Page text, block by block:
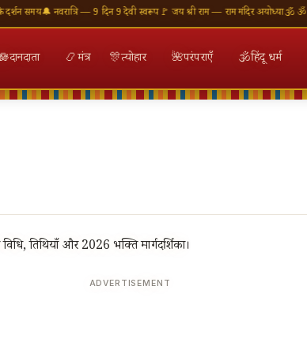
🔔 नवरात्रि — 9 दिन 9 देवी स्वरूप🚩 जय श्री राम — राम मंदिर अयोध्या🕉 ॐ नमः शिवाय
दानदाता 📿मंत्र 🎊त्योहार 🌺परंपराएँ 🕉हिंदू धर्म
तिथियाँ और 2026 भक्ति मार्गदर्शिका।
ADVERTISEMENT